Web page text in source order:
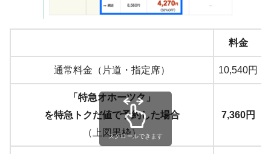
料金
通常料金（片道・指定席） 10,540円
「特急オホーツク」
を特急トクだ値で予約した場合
（上図黒枠）
7,360円
スクロールできます